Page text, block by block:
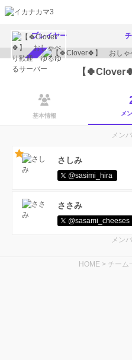
プレイヤー
メンバー募集中
基本情報 メ
メン
さしみ
@sasimi_hira
ささみ
@sasami_cheeses
メン
HOME > チーム